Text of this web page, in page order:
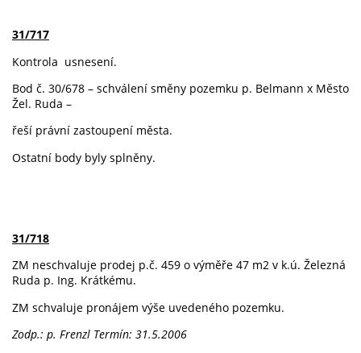
31/717
Kontrola usnesení.
Bod č. 30/678 – schválení směny pozemku p. Belmann x Město
Žel. Ruda –
řeší právní zastoupení města.
Ostatní body byly splněny.
31/718
ZM neschvaluje prodej p.č. 459 o výměře 47 m2 v k.ú. Železná
Ruda p. Ing. Krátkému.
ZM schvaluje pronájem výše uvedeného pozemku.
Zodp.: p. Frenzl Termín: 31.5.2006